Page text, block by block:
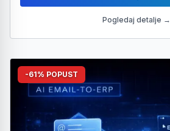
Pogledaj detalje →
-61% POPUST